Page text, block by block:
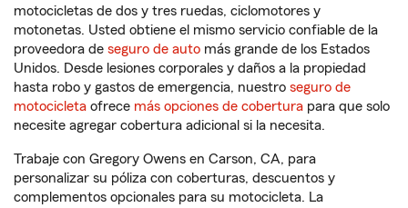
motocicletas de dos y tres ruedas, ciclomotores y
motonetas. Usted obtiene el mismo servicio confiable de la
proveedora de seguro de auto más grande de los Estados
Unidos. Desde lesiones corporales y daños a la propiedad
hasta robo y gastos de emergencia, nuestro seguro de
motocicleta ofrece más opciones de cobertura para que solo
necesite agregar cobertura adicional si la necesita.
Trabaje con Gregory Owens en Carson, CA, para
personalizar su póliza con coberturas, descuentos y
complementos opcionales para su motocicleta. La